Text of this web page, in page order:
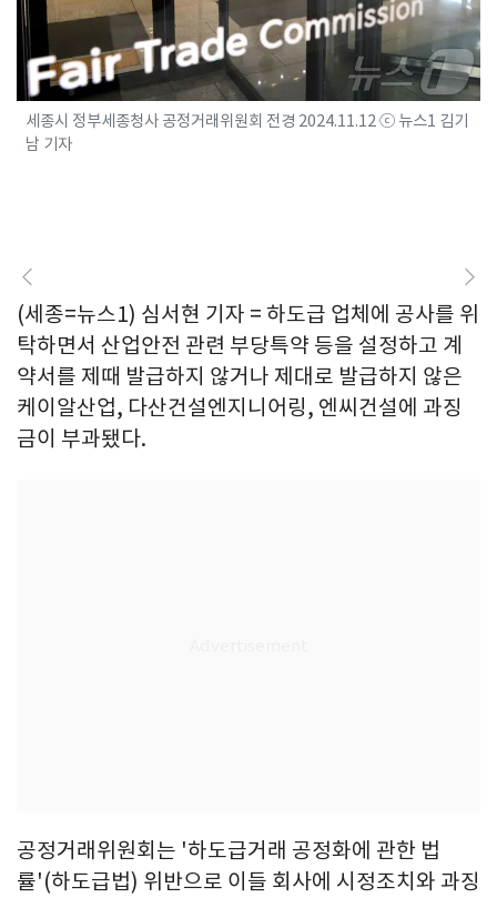
세종시 정부세종청사 공정거래위원회 전경 2024.11.12 ⓒ 뉴스1 김기
남 기자
(세종=뉴스1) 심서현 기자 = 하도급 업체에 공사를 위
탁하면서 산업안전 관련 부당특약 등을 설정하고 계
약서를 제때 발급하지 않거나 제대로 발급하지 않은
케이알산업, 다산건설엔지니어링, 엔씨건설에 과징
금이 부과됐다.
공정거래위원회는 '하도급거래 공정화에 관한 법
률'(하도급법) 위반으로 이들 회사에 시정조치와 과징